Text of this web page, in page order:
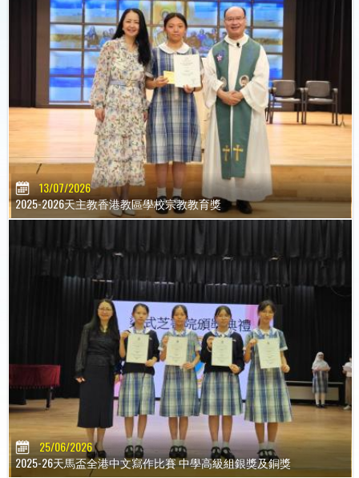
13/07/2026
2025-2026天主教香港教區學校宗教教育獎
25/06/2026
2025-26天馬盃全港中文寫作比賽 中學高級組銀獎及銅獎